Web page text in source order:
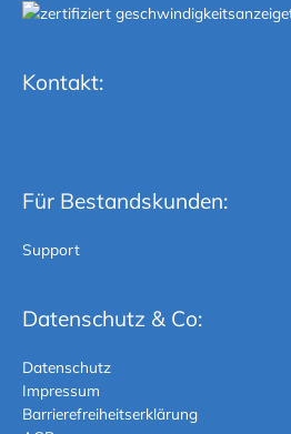
Kontakt:
Für Bestandskunden:
Support
Datenschutz & Co:
Datenschutz
Impressum
Barrierefreiheitserklärung